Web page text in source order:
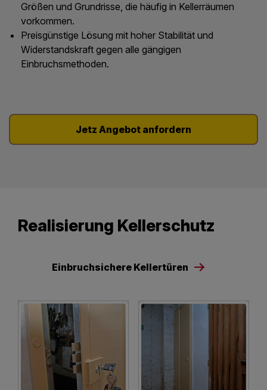
Größen und Grundrisse, die häufig in Kellerräumen
vorkommen.
Preisgünstige Lösung mit hoher Stabilität und
Widerstandskraft gegen alle gängigen
Einbruchsmethoden.
Jetz Angebot anfordern
Realisierung Kellerschutz
Einbruchsichere Kellertüren